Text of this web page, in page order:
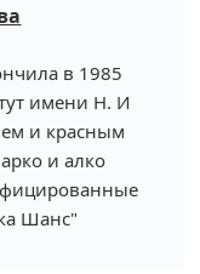
в 1985
имени Н. И
и красным
и алко
Шанс"